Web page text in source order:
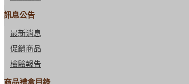
訊息公告
最新消息
促銷商品
檢驗報告
商品禮盒目錄